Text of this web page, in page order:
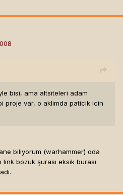
bisi, ama altsiteleri adam
proje var, o aklimda paticik icin
biliyorum (warhammer) oda
bozuk şurası eksik burası